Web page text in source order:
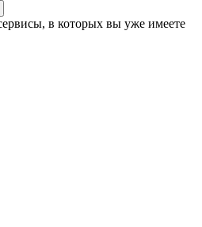
в которых вы уже имеете